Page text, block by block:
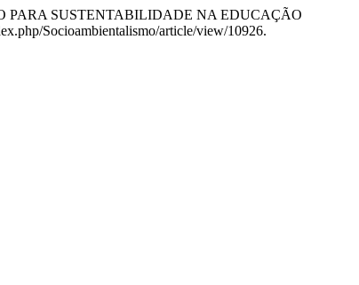
PARA SUSTENTABILIDADE NA EDUCAÇÃO
Socioambientalismo/article/view/10926.